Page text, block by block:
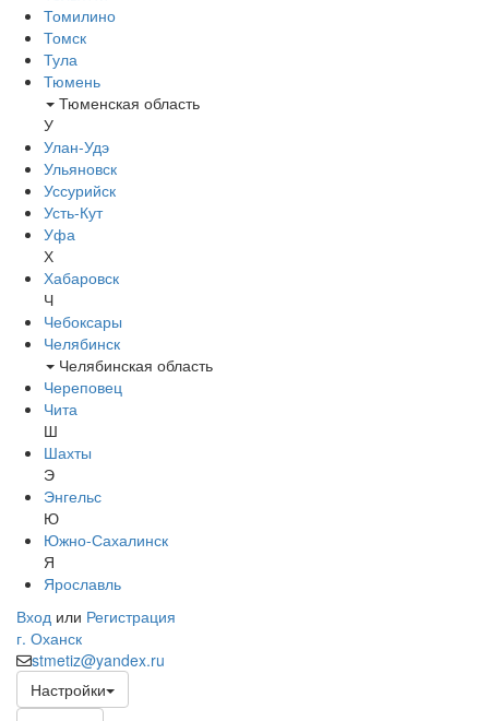
Томилино
Томск
Тула
Тюмень
Тюменская область
У
Улан-Удэ
Ульяновск
Уссурийск
Усть-Кут
Уфа
Х
Хабаровск
Ч
Чебоксары
Челябинск
Челябинская область
Череповец
Чита
Ш
Шахты
Э
Энгельс
Ю
Южно-Сахалинск
Я
Ярославль
Вход или Регистрация
г. Оханск
stmetiz@yandex.ru
Настройки